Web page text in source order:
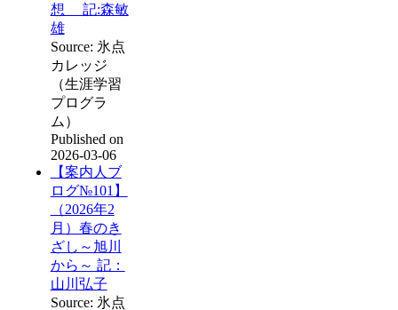
想 記:森敏
雄
Source: 氷点
カレッジ
（生涯学習
プログラ
ム）
Published on
2026-03-06
【案内人ブ
ログ№101】
（2026年2
月）春のき
ざし～旭川
から～ 記：
山川弘子
Source: 氷点